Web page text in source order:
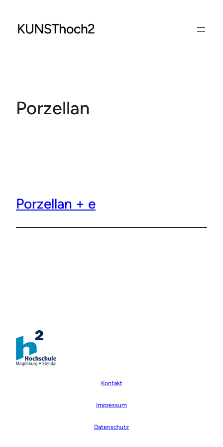
springen
Porzellan
Porzellan + e
Kontakt
Impressum
Datenschutz